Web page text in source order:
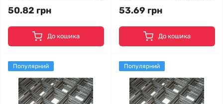
50.82 грн
До кошика
53.69 грн
До кошика
Популярний Популярний